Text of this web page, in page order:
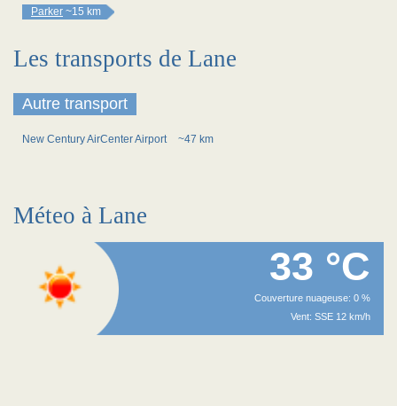
Parker ~15 km
Les transports de Lane
Autre transport
New Century AirCenter Airport ~47 km
Méteo à Lane
33 °C
Couverture nuageuse: 0 %
Vent: SSE 12 km/h